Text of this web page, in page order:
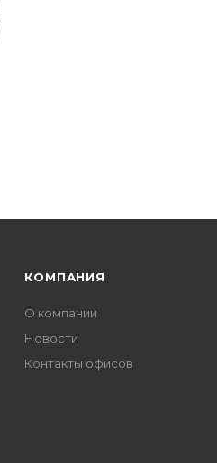
КОМПАНИЯ
О компании
Новости
Контакты офисов